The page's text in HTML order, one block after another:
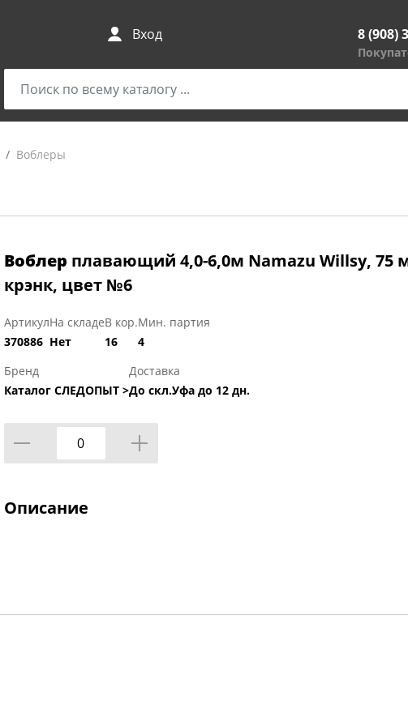
Вход 8 (908)
Воблеры
Воблер плавающий 4,0-6,0м Namazu Willsy, 75
крэнк, цвет №6
Артикул
370886
На складе
Нет
В кор.
16
Мин. партия
4
Бренд
Каталог СЛЕДОПЫТ >
Доставка
До скл.Уфа до 12 дн.
Описание